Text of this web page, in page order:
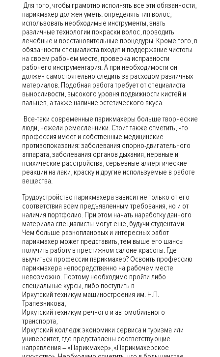
Для того, чтобы грамотно исполнять все эти обязанности,
парикмахер должен уметь: определять тип волос,
использовать необходимые инструменты, знать
различные технологии покраски волос, проводить
лечебные и восстановительные процедуры. Кроме того, в
обязанности специалиста входит и поддержание чистоты
на своем рабочем месте, проверка исправности
рабочего инструментария. А при необходимости он
должен самостоятельно следить за расходом различных
материалов. Подобная работа требует от специалиста
выносливости, высокого уровня подвижности кистей и
пальцев, а также наличие эстетического вкуса.
Все-таки современные парикмахеры больше творческие
люди, нежели ремесленники. Стоит также отметить, что
профессия имеет и собственные медицинские
противопоказания: заболевания опорно-двигательного
аппарата, заболевания органов дыхания, нервные и
психические расстройства, серьезные аллергические
реакции на лаки, краску и другие используемые в работе
вещества.
Трудоустройство парикмахера зависит не только от его
соответствия всем предъявленным требования, но и от
наличия портфолио. При этом начать наработку данного
материала специалисты могут еще, будучи студентами.
Чем больше разноплановых и интересных работ
парикмахер может представить, тем выше его шансы
получить работу в престижном салоне красоты. Где
выучиться профессии парикмахер? Освоить профессию
парикмахера непосредственно на рабочем месте
невозможно. Поэтому необходимо пройти либо
специальные курсы, либо поступить в
Иркутский техникум машиностроения им. Н.П.
Трапезникова,
Иркутский техникум речного и автомобильного
транспорта,
Иркутский колледж экономики сервиса и туризма или
университет, где представлены соответствующие
направления – «Парикмахер», «Парикмахерское